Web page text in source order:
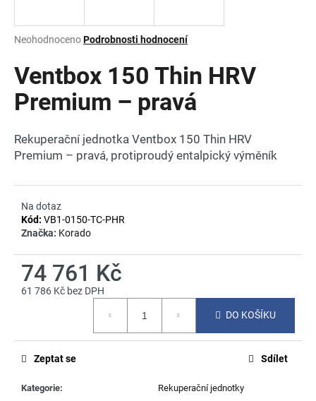
Průměrné
produktu
je
0,0
hvězdiček.
NeohodnocenoPodrobnosti hodnocení
Ventbox 150 Thin HRV
Premium – pravá
Rekuperační jednotka Ventbox 150 Thin HRV
Premium – pravá, protiproudý entalpický výměník
Na dotaz
Kód: VB1-0150-TC-PHR
Značka: Korado
74 761 Kč
61 786 Kč bez DPH
DO KOŠÍKU
Kategorie: Rekuperační jednotky
Zeptat se Sdílet
j
t
?
HLEDAT
D
o
p
m
e